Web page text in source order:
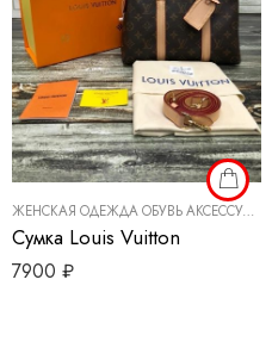
ЖЕНСКАЯ ОДЕЖДА ОБУВЬ АКСЕССУАРЫ
Сумка Louis Vuitton
7900 ₽